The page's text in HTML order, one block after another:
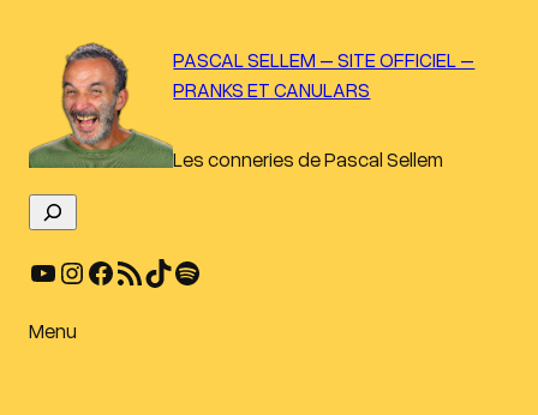
contenu
PASCAL SELLEM – SITE OFFICIEL –
PRANKS ET CANULARS
Les conneries de Pascal Sellem
e
c
e
YouTube Instagram Facebook Flux RSS TikTok Spotify
Menu